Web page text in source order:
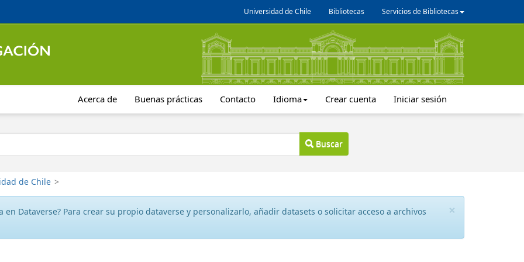
Universidad de Chile Bibliotecas Servicios de Bibliotecas
Acerca de Buenas prácticas Contacto Idioma Crear cuenta Iniciar sesión
Buscar
de Chile >
×
en Dataverse? Para crear su propio dataverse y personalizarlo, añadir datasets o solicitar acceso a archivos